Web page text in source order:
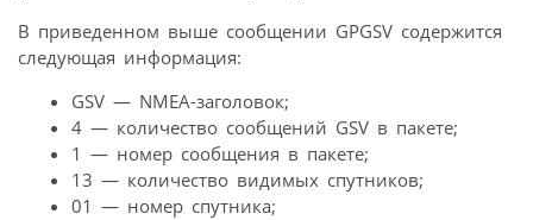
В приведенном выше сообщении GPGSV содержится
следующая информация:
GSV — NMEA-заголовок;
4 — количество сообщений GSV в пакете;
1 — номер сообщения в пакете;
13 — количество видимых спутников;
01 — номер спутника;